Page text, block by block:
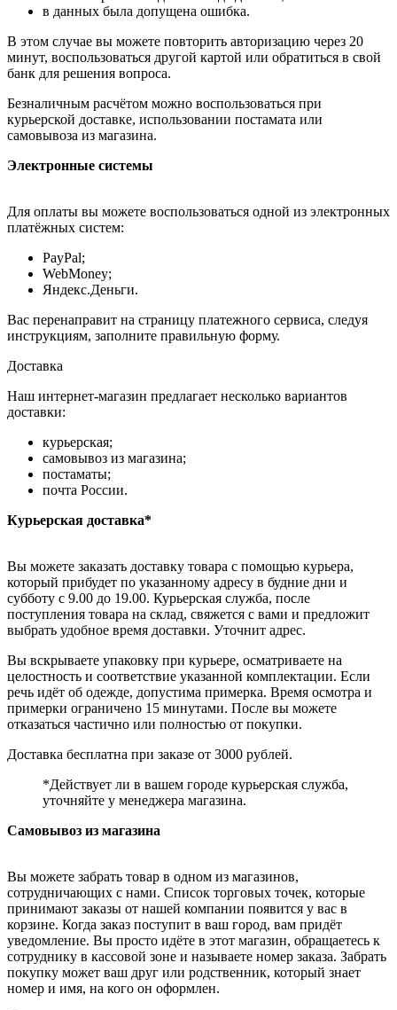
в данных была допущена ошибка.
В этом случае вы можете повторить авторизацию через 20
минут, воспользоваться другой картой или обратиться в свой
банк для решения вопроса.
Безналичным расчётом можно воспользоваться при
курьерской доставке, использовании постамата или
самовывоза из магазина.
Электронные системы
Для оплаты вы можете воспользоваться одной из электронных
платёжных систем:
PayPal;
WebMoney;
Яндекс.Деньги.
Вас перенаправит на страницу платежного сервиса, следуя
инструкциям, заполните правильную форму.
Доставка
Наш интернет-магазин предлагает несколько вариантов
доставки:
курьерская;
самовывоз из магазина;
постаматы;
почта России.
Курьерская доставка*
Вы можете заказать доставку товара с помощью курьера,
который прибудет по указанному адресу в будние дни и
субботу с 9.00 до 19.00. Курьерская служба, после
поступления товара на склад, свяжется с вами и предложит
выбрать удобное время доставки. Уточнит адрес.
Вы вскрываете упаковку при курьере, осматриваете на
целостность и соответствие указанной комплектации. Если
речь идёт об одежде, допустима примерка. Время осмотра и
примерки ограничено 15 минутами. После вы можете
отказаться частично или полностью от покупки.
Доставка бесплатна при заказе от 3000 рублей.
*Действует ли в вашем городе курьерская служба,
уточняйте у менеджера магазина.
Самовывоз из магазина
Вы можете забрать товар в одном из магазинов,
сотрудничающих с нами. Список торговых точек, которые
принимают заказы от нашей компании появится у вас в
корзине. Когда заказ поступит в ваш город, вам придёт
уведомление. Вы просто идёте в этот магазин, обращаетесь к
сотруднику в кассовой зоне и называете номер заказа. Забрать
покупку может ваш друг или родственник, который знает
номер и имя, на кого он оформлен.